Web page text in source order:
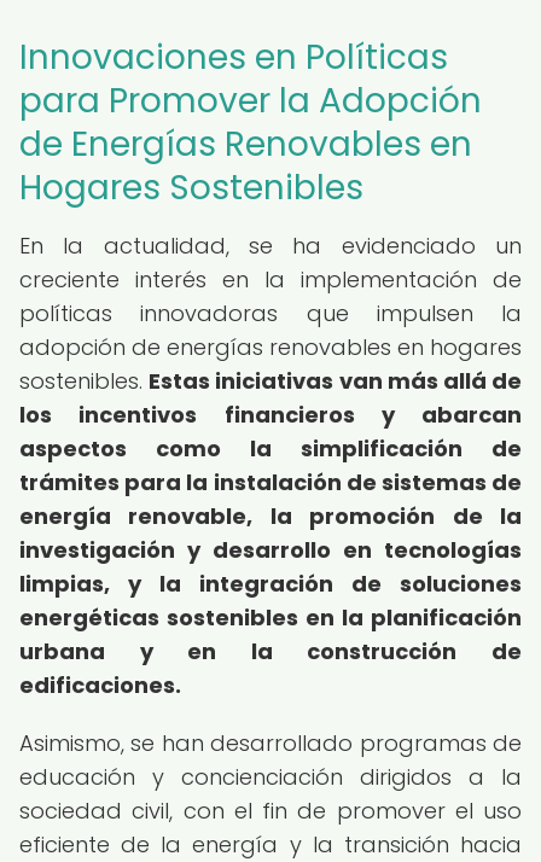
Innovaciones en Políticas
para Promover la Adopción
de Energías Renovables en
Hogares Sostenibles
En la actualidad, se ha evidenciado un
creciente interés en la implementación de
políticas innovadoras que impulsen la
adopción de energías renovables en hogares
sostenibles. Estas iniciativas van más allá de
los incentivos financieros y abarcan
aspectos como la simplificación de
trámites para la instalación de sistemas de
energía renovable, la promoción de la
investigación y desarrollo en tecnologías
limpias, y la integración de soluciones
energéticas sostenibles en la planificación
urbana y en la construcción de
edificaciones.
Asimismo, se han desarrollado programas de
educación y concienciación dirigidos a la
sociedad civil, con el fin de promover el uso
eficiente de la energía y la transición hacia